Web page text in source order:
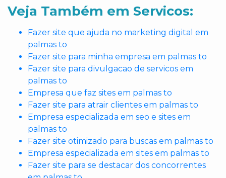
Veja Também em Servicos:
Fazer site que ajuda no marketing digital em
palmas to
Fazer site para minha empresa em palmas to
Fazer site para divulgacao de servicos em
palmas to
Empresa que faz sites em palmas to
Fazer site para atrair clientes em palmas to
Empresa especializada em seo e sites em
palmas to
Fazer site otimizado para buscas em palmas to
Empresa especializada em sites em palmas to
Fazer site para se destacar dos concorrentes